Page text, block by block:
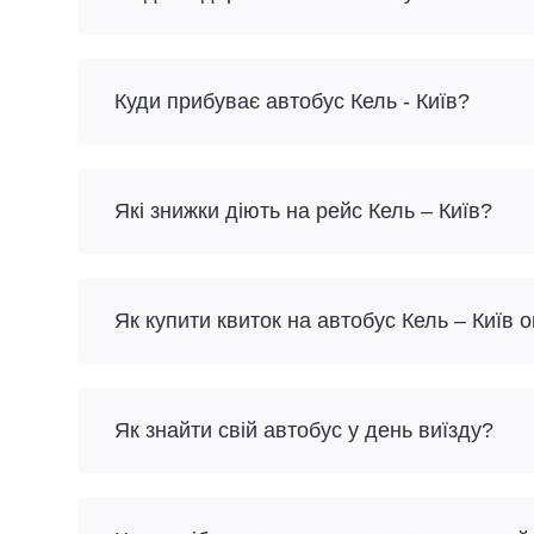
Куди прибуває автобус Кель - Київ?
Які знижки діють на рейс Кель – Київ?
Як купити квиток на автобус Кель – Київ
Як знайти свій автобус у день виїзду?